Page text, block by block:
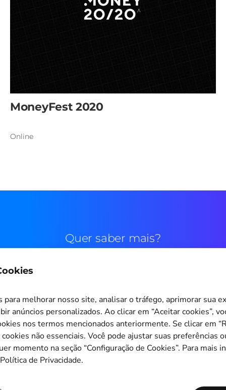
MoneyFest 2020
Online
para melhorar nosso site, analisar o tráfego, aprimorar sua
anúncios personalizados. Ao clicar em “Aceitar cookies”,
nos termos mencionados anteriormente. Se clicar em
não essenciais. Você pode ajustar suas preferências
momento na seção “Configuração de Cookies”. Para mais
de Privacidade.
Quer saber mais?
Configuração de Cookies